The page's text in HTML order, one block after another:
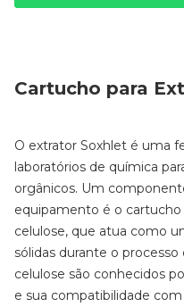
Cartucho para
O extrator Soxhlet é uma
laboratórios de química
orgânicos. Um
equipamento é o cartucho
celulose, que atua como
sólidas durante o
celulose são conhecidos
e sua compatibilidade